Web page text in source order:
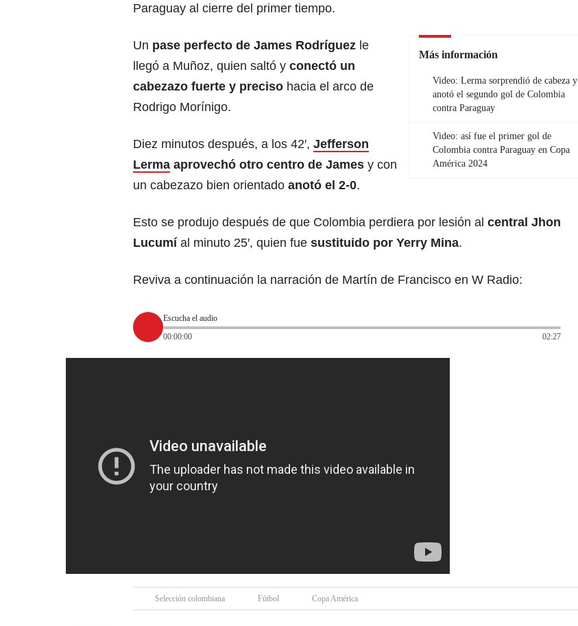
Paraguay al cierre del primer tiempo.
Más información
Video: Lerma sorprendió de cabeza y
anotó el segundo gol de Colombia
contra Paraguay
Video: así fue el primer gol de
Colombia contra Paraguay en Copa
América 2024
Un pase perfecto de James Rodríguez le
llegó a Muñoz, quien saltó y conectó un
cabezazo fuerte y preciso hacia el arco de
Rodrigo Morínigo.
Diez minutos después, a los 42′, Jefferson
Lerma aprovechó otro centro de James y con
un cabezazo bien orientado anotó el 2-0.
Esto se produjo después de que Colombia perdiera por lesión al central Jhon
Lucumí al minuto 25′, quien fue sustituido por Yerry Mina.
Reviva a continuación la narración de Martín de Francisco en W Radio:
Escucha el audio
00:00:00
02:27
Selección colombiana Fútbol Copa América